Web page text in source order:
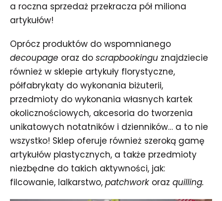
a roczna sprzedaż przekracza pół miliona
artykułów!
Oprócz produktów do wspomnianego
decoupage oraz do scrapbookingu znajdziecie
również w sklepie artykuły florystyczne,
półfabrykaty do wykonania biżuterii,
przedmioty do wykonania własnych kartek
okolicznościowych, akcesoria do tworzenia
unikatowych notatników i dzienników… a to nie
wszystko! Sklep oferuje również szeroką gamę
artykułów plastycznych, a także przedmioty
niezbędne do takich aktywności, jak:
filcowanie, lalkarstwo, patchwork oraz quilling.